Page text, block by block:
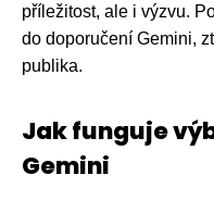
příležitost, ale i výzvu.
do doporučení Gemini,
publika.
Jak funguje
Gemini